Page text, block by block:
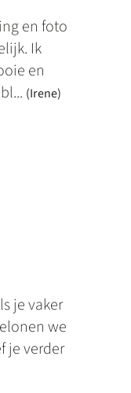
en foto
Ik
en
(Irene)
je vaker
we
je verder